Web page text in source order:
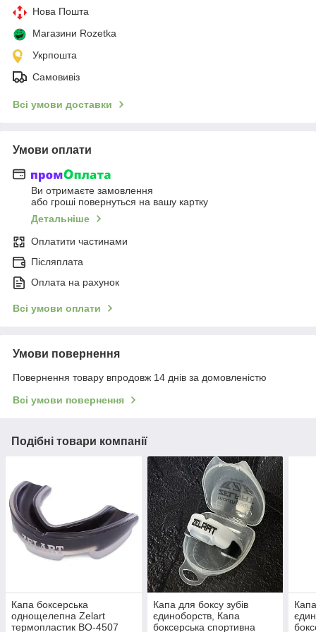
Нова Пошта
Магазини Rozetka
Укрпошта
Самовивіз
Всі умови доставки
Умови оплати
Ви отримаєте замовлення
або гроші повернуться на вашу картку
Детальніше
Оплатити частинами
Післяплата
Оплата на рахунок
Всі умови оплати
Умови повернення
Повернення товару впродовж 14 днів за домовленістю
Всі умови повернення
Подібні товари компанії
Капа боксерська
однощелепна Zelart
термопластик BO-4507
Капа для боксу зубів
єдиноборств, Капа
боксерська спортивна